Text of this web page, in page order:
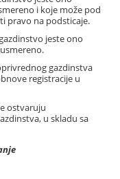
i koje može pod
pravo na podsticaje.
jeste ono
gazdinstva
registracije u
ostvaruju
u skladu sa